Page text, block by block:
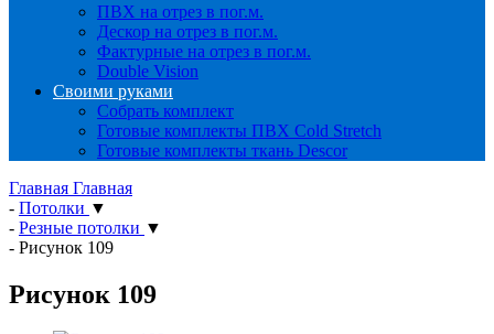
ПВХ на отрез в пог.м.
Дескор на отрез в пог.м.
Фактурные на отрез в пог.м.
Double Vision
Своими руками
Собрать комплект
Готовые комплекты ПВХ Cold Stretch
Готовые комплекты ткань Descor
Главная Главная
- Потолки ▼
- Резные потолки ▼
- Рисунок 109
Рисунок 109